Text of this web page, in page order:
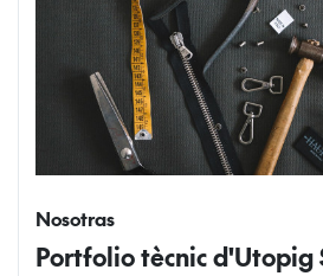
Nosotras
Portfolio tècnic d'Utopig